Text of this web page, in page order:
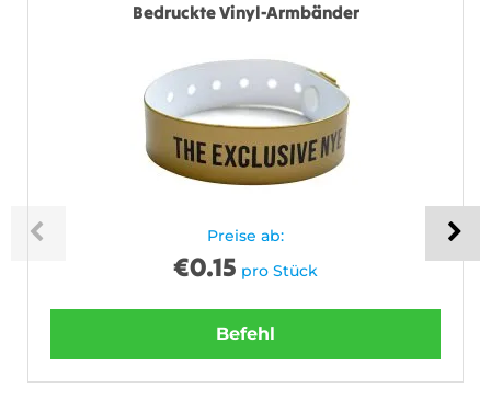
Bedruckte Vinyl-Armbänder
Preise ab:
€0.15 pro Stück
Befehl